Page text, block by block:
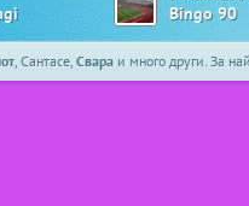
Bingo 90
, Сантасе, Свара и много други. За